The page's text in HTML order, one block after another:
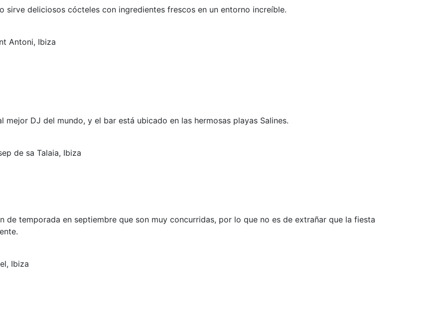
sirve deliciosos cócteles con ingredientes frescos en un entorno increíble.
Antoni, Ibiza
DJ del mundo, y el bar está ubicado en las hermosas playas Salines.
de sa Talaia, Ibiza
de temporada en septiembre que son muy concurridas, por lo que no es de extrañar que la fiesta
Ibiza